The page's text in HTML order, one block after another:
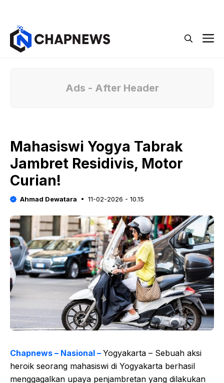
Ads - After Header
Mahasiswi Yogya Tabrak
Jambret Residivis, Motor
Curian!
Ahmad Dewatara 11-02-2026 - 10.15
Chapnews – Nasional – Yogyakarta – Sebuah aksi
heroik seorang mahasiswi di Yogyakarta berhasil
menggagalkan upaya penjambretan yang dilakukan